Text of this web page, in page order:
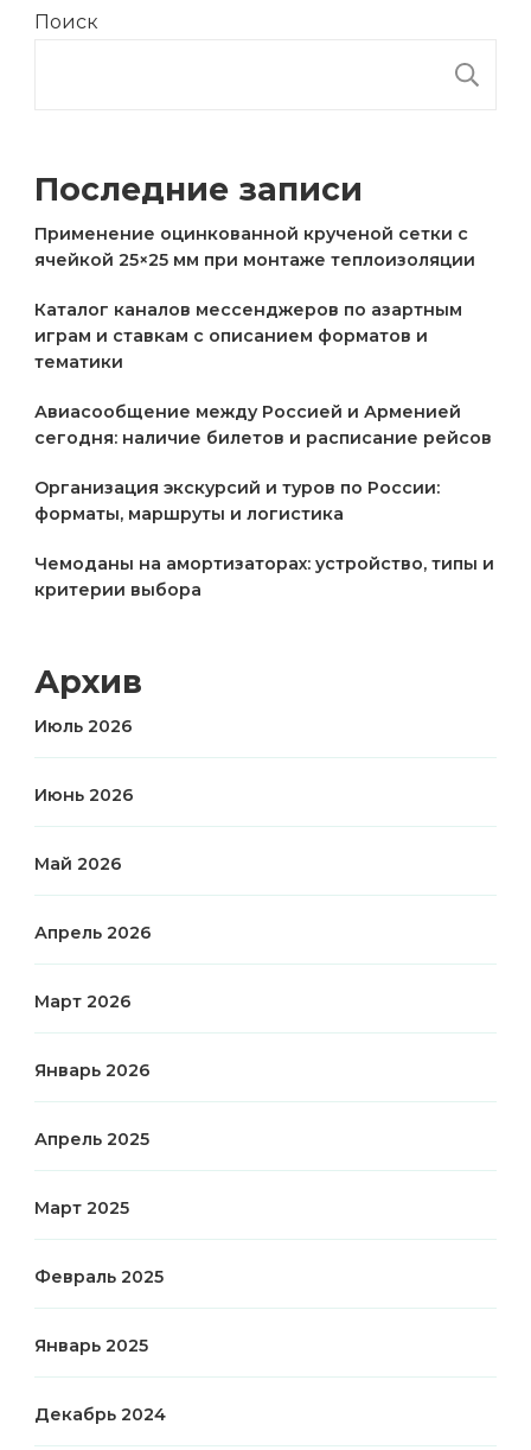
Поиск
Последние записи
Применение оцинкованной крученой сетки с
ячейкой 25×25 мм при монтаже теплоизоляции
Каталог каналов мессенджеров по азартным
играм и ставкам с описанием форматов и
тематики
Авиасообщение между Россией и Арменией
сегодня: наличие билетов и расписание рейсов
Организация экскурсий и туров по России:
форматы, маршруты и логистика
Чемоданы на амортизаторах: устройство, типы и
критерии выбора
Архив
Июль 2026
Июнь 2026
Май 2026
Апрель 2026
Март 2026
Январь 2026
Апрель 2025
Март 2025
Февраль 2025
Январь 2025
Декабрь 2024